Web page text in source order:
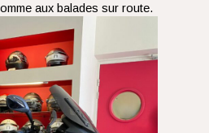
aux balades sur route.